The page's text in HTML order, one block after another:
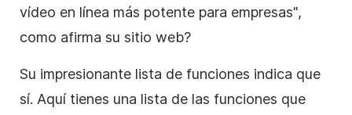
vídeo en línea más potente para empresas",
como afirma su sitio web?
Su impresionante lista de funciones indica que
sí. Aquí tienes una lista de las funciones que